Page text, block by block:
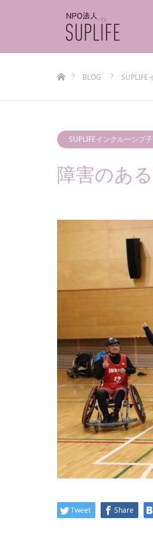
BLOG
SUPLIFE
SUPLIFEインクルーシブ
障害のあ
Tweet Share